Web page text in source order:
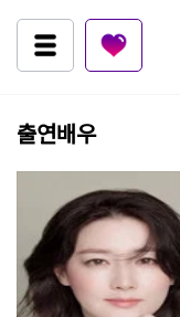
출연배우